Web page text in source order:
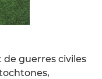
guerres civiles